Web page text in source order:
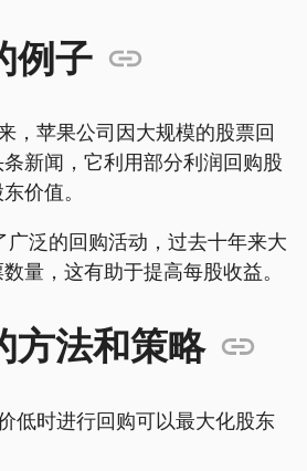
例子
，苹果公司因大规模的股票回
新闻，它利用部分利润回购股
价值。
广泛的回购活动，过去十年来大
量，这有助于提高每股收益。
方法和策略
低时进行回购可以最大化股东